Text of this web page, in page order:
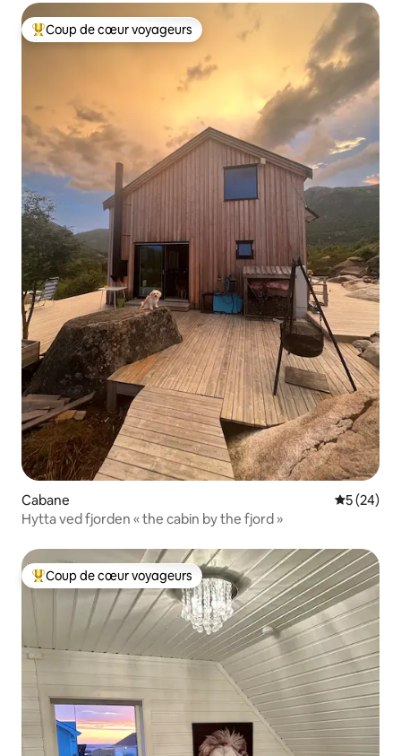
Coups de cœur voyageurs les plus appréciés
Coup de cœur voyageurs
Cabane
5 (24)
Hytta ved fjorden « the cabin by the fjord »
Coups de cœur voyageurs les plus appréciés
Coup de cœur voyageurs